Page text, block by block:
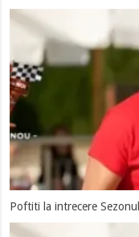
Poftiti la intrecere